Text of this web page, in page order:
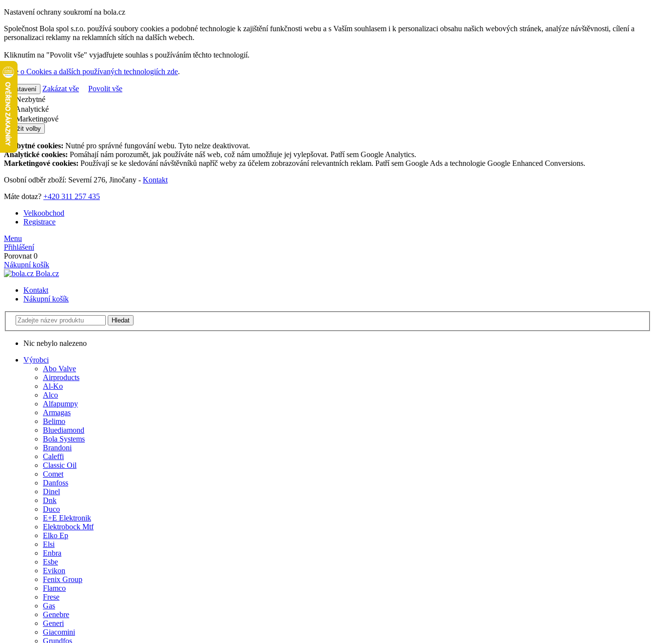
Nastavení ochrany soukromí na bola.cz
Společnost Bola spol s.r.o. používá soubory cookies a podobné technologie k zajištění funkčnosti webu a s Vaším souhlasem i k personalizaci obsahu našich webových stránek, analýze návštěvnosti, cílení a
personalizaci reklamy na reklamních sítích na dalších webech.
Kliknutím na "Povolit vše" vyjadřujete souhlas s používáním těchto technologií.
Více o Cookies a dalších používaných technologiích zde.
Nastavení Zakázat vše
Povolit vše
Nezbytné
Analytické
Marketingové
Uložit volby
Nezbytné cookies: Nutné pro správné fungování webu. Tyto nelze deaktivovat.
Analytické cookies: Pomáhají nám porozumět, jak používáte náš web, což nám umožňuje jej vylepšovat. Patří sem Google Analytics.
Marketingové cookies: Používají se ke sledování návštěvníků napříč weby za účelem zobrazování relevantních reklam. Patří sem Google Ads a technologie Google Enhanced Conversions.
Osobní odběr zboží: Severní 276, Jinočany - Kontakt
Máte dotaz? +420 311 257 435
Velkoobchod
Registrace
Menu
Přihlášení
Porovnat 0
Nákupní košík
Bola.cz
Kontakt
Nákupní košík
Nic nebylo nalezeno
Výrobci
Abo Valve
Airproducts
Al-Ko
Alco
Alfapumpy
Armagas
Belimo
Bluediamond
Bola Systems
Brandoni
Caleffi
Classic Oil
Comet
Danfoss
Dinel
Dnk
Duco
E+E Elektronik
Elektrobock Mtf
Elko Ep
Elsi
Enbra
Esbe
Evikon
Fenix Group
Flamco
Frese
Gas
Genebre
Generi
Giacomini
Grundfos